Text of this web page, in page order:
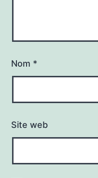
Nom *
Site web